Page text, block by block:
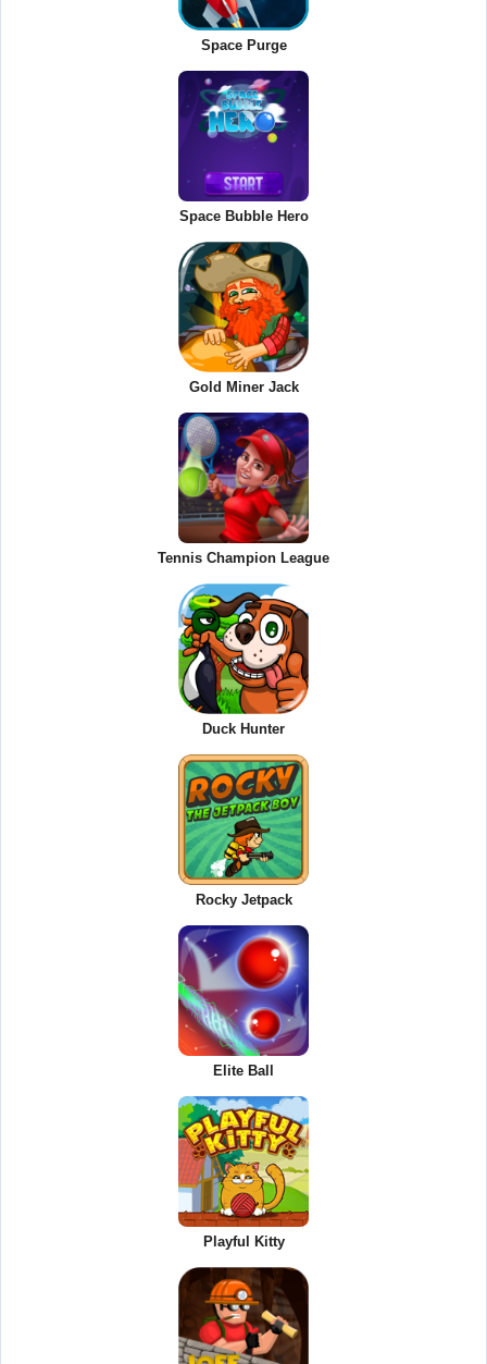
Space Purge
Space Bubble Hero
Gold Miner Jack
Tennis Champion League
Duck Hunter
Rocky Jetpack
Elite Ball
Playful Kitty